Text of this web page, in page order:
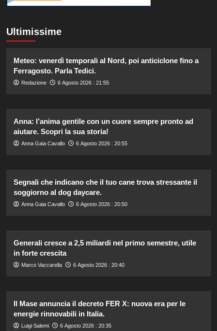
Ultimissime
Meteo: venerdì temporali al Nord, poi anticiclone fino a
Ferragosto. Parla Tedici.
Redazione 6 Agosto 2026 : 21:55
Anna: l’anima gentile con un cuore sempre pronto ad
aiutare. Scopri la sua storia!
Anna Gaia Cavallo 6 Agosto 2026 : 20:55
Segnali che indicano che il tuo cane trova stressante il
soggiorno al dog daycare.
Anna Gaia Cavallo 6 Agosto 2026 : 20:50
Generali cresce a 2,5 miliardi nel primo semestre, utile
in forte crescita
Marco Vaccarella 6 Agosto 2026 : 20:40
Il Mase annuncia il decreto FER X: nuova era per le
energie rinnovabili in Italia.
Luigi Salemi 6 Agosto 2026 : 20:35